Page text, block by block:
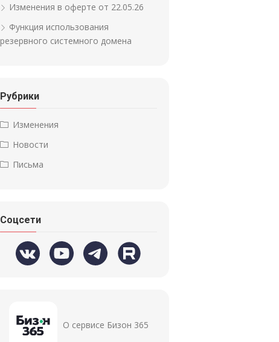
Изменения в оферте от 22.05.26
Функция использования
резервного системного домена
Рубрики
Изменения
Новости
Письма
Соцсети
О сервисе Бизон 365